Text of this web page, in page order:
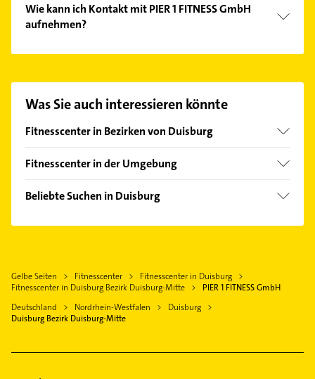
Wie kann ich Kontakt mit PIER 1 FITNESS GmbH
aufnehmen?
finden Sie alleKontaktdaten.
Was Sie auch interessieren könnte
Fitnesscenter in Bezirken von Duisburg
Bezirk Duisburg-Süd
Bezirk Rheinhausen
Fitnesscenter in der Umgebung
Oberhausen Rheinland
Moers
Essen
Rheinberg
Kamp-Lintfort
Beliebte Suchen in Duisburg
Fenster
Physiotherapie
Gelbe Seiten Fitnesscenter
Fitnesscenter in Duisburg
Fitnesscenter in Duisburg Bezirk Duisburg-Mitte
PIER 1 FITNESS GmbH
Deutschland
Nordrhein-Westfalen
Duisburg
Duisburg Bezirk Duisburg-Mitte